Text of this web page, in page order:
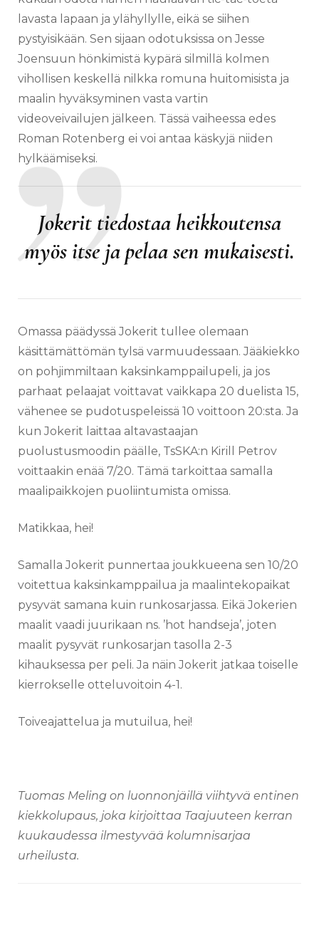
lavasta lapaan ja ylähyllylle, eikä se siihen
pystyisikään. Sen sijaan odotuksissa on Jesse
Joensuun hönkimistä kypärä silmillä kolmen
vihollisen keskellä nilkka romuna huitomisista ja
maalin hyväksyminen vasta vartin
videoveivailujen jälkeen. Tässä vaiheessa edes
Roman Rotenberg ei voi antaa käskyjä niiden
hylkäämiseksi.
Jokerit tiedostaa heikkoutensa
myös itse ja pelaa sen mukaisesti.
Omassa päädyssä Jokerit tullee olemaan
käsittämättömän tylsä varmuudessaan. Jääkiekko
on pohjimmiltaan kaksinkamppailupeli, ja jos
parhaat pelaajat voittavat vaikkapa 20 duelista 15,
vähenee se pudotuspeleissä 10 voittoon 20:sta. Ja
kun Jokerit laittaa altavastaajan
puolustusmoodin päälle, TsSKA:n Kirill Petrov
voittaakin enää 7/20. Tämä tarkoittaa samalla
maalipaikkojen puoliintumista omissa.
Matikkaa, hei!
Samalla Jokerit punnertaa joukkueena sen 10/20
voitettua kaksinkamppailua ja maalintekopaikat
pysyvät samana kuin runkosarjassa. Eikä Jokerien
maalit vaadi juurikaan ns. ’hot handseja’, joten
maalit pysyvät runkosarjan tasolla 2-3
kihauksessa per peli. Ja näin Jokerit jatkaa toiselle
kierrokselle otteluvoitoin 4-1.
Toiveajattelua ja mutuilua, hei!
Tuomas Meling on luonnonjäillä viihtyvä entinen
kiekkolupaus, joka kirjoittaa Taajuuteen kerran
kuukaudessa ilmestyvää kolumnisarjaa
urheilusta.